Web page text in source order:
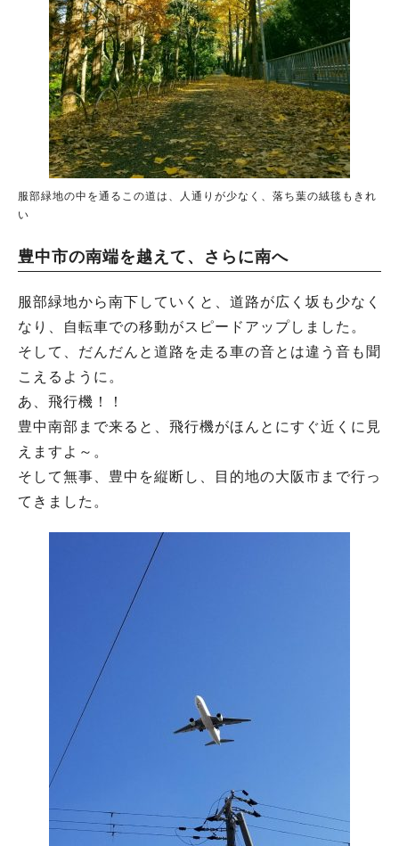
服部緑地の中を通るこの道は、人通りが少なく、落ち葉の絨毯もきれ
い
豊中市の南端を越えて、さらに南へ
服部緑地から南下していくと、道路が広く坂も少なく
なり、自転車での移動がスピードアップしました。
そして、だんだんと道路を走る車の音とは違う音も聞
こえるように。
あ、飛行機！！
豊中南部まで来ると、飛行機がほんとにすぐ近くに見
えますよ～。
そして無事、豊中を縦断し、目的地の大阪市まで行っ
てきました。